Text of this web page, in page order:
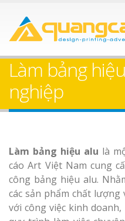
Làm bảng
nghiệp
Làm bảng hiệu alu là
cáo Art Việt Nam cung
công bảng hiệu alu.
các sản phẩm chất lượng
với công việc kinh
Bảng gỗ treo
Làm bảng hiệu
Biên Hòa